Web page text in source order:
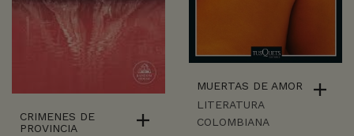
CRIMENES DE
PROVINCIA
MUERTAS DE AMOR
LITERATURA
COLOMBIANA